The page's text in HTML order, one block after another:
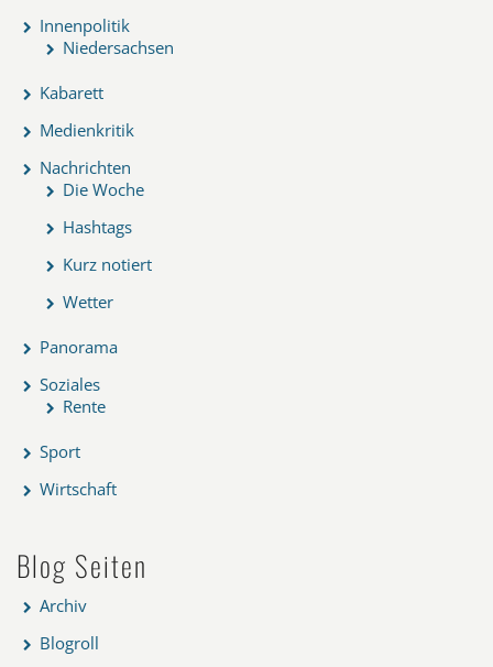
Innenpolitik
Niedersachsen
Kabarett
Medienkritik
Nachrichten
Die Woche
Hashtags
Kurz notiert
Wetter
Panorama
Soziales
Rente
Sport
Wirtschaft
Blog Seiten
Archiv
Blogroll